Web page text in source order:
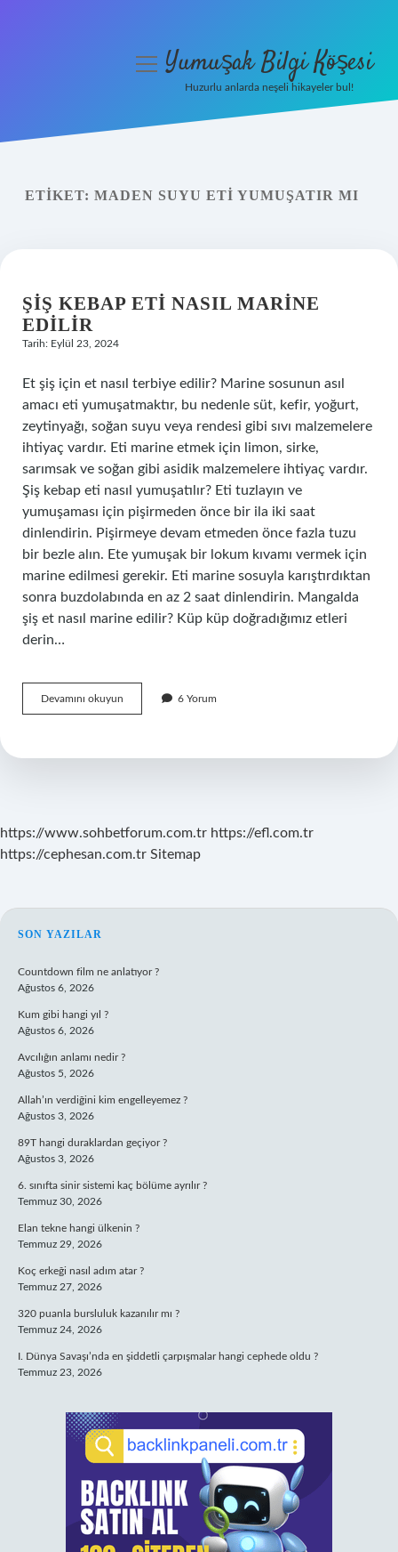
Yasal Uyarı
menüyüYumuşak Bilgi Köşesi
Huzurlu anlarda neşeli hikayeler bul!
ETIKET: MADEN SUYU ETI YUMUŞATIR MI
ŞIŞ KEBAP ETI NASIL MARINE
EDILIR
Tarih: Eylül 23, 2024
Et şiş için et nasıl terbiye edilir? Marine sosunun asıl
amacı eti yumuşatmaktır, bu nedenle süt, kefir, yoğurt,
zeytinyağı, soğan suyu veya rendesi gibi sıvı malzemelere
ihtiyaç vardır. Eti marine etmek için limon, sirke,
sarımsak ve soğan gibi asidik malzemelere ihtiyaç vardır.
Şiş kebap eti nasıl yumuşatılır? Eti tuzlayın ve
yumuşaması için pişirmeden önce bir ila iki saat
dinlendirin. Pişirmeye devam etmeden önce fazla tuzu
bir bezle alın. Ete yumuşak bir lokum kıvamı vermek için
marine edilmesi gerekir. Eti marine sosuyla karıştırdıktan
sonra buzdolabında en az 2 saat dinlendirin. Mangalda
şiş et nasıl marine edilir? Küp küp doğradığımız etleri
derin…
Devamını okuyun
Kebap
Marine
6 Yorum
https://www.sohbetforum.com.tr https://efl.com.tr
https://cephesan.com.tr Sitemap
SIDEBAR
SON YAZILAR
Countdown film ne anlatıyor ?
Ağustos 6, 2026
Kum gibi hangi yıl ?
Ağustos 6, 2026
Avcılığın anlamı nedir ?
Ağustos 5, 2026
Allah’ın verdiğini kim engelleyemez ?
Ağustos 3, 2026
89T hangi duraklardan geçiyor ?
Ağustos 3, 2026
6. sınıfta sinir sistemi kaç bölüme ayrılır ?
Temmuz 30, 2026
Elan tekne hangi ülkenin ?
Temmuz 29, 2026
Koç erkeği nasıl adım atar ?
Temmuz 27, 2026
320 puanla bursluluk kazanılır mı ?
Temmuz 24, 2026
I. Dünya Savaşı’nda en şiddetli çarpışmalar hangi cephede oldu ?
Temmuz 23, 2026